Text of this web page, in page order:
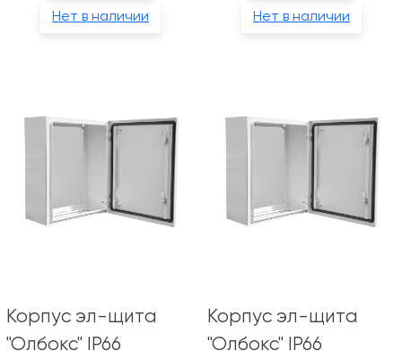
Нет в наличии Нет в наличии
Корпус эл-щита
"Олбокс" IP66
Корпус эл-щита
"Олбокс" IP66